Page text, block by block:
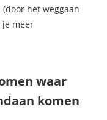
het weggaan
je meer
waar
komen